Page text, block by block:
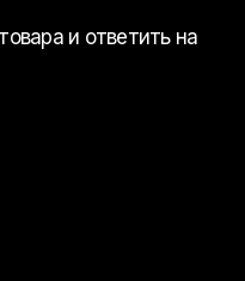
и ответить на